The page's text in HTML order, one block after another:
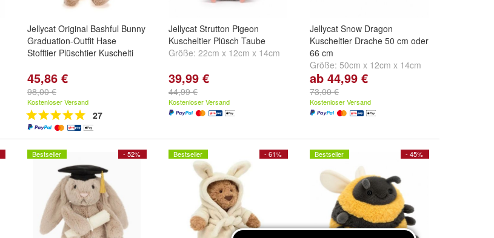
Jellycat Original Bashful Bunny
Graduation-Outfit Hase
Stofftier Plüschtier Kuschelti
45,86 €
98,00 €
Kostenloser Versand
27
Jellycat Strutton Pigeon
Kuscheltier Plüsch Taube
Größe: 22cm x 12cm x 14cm
39,99 €
44,99 €
Kostenloser Versand
Jellycat Snow Dragon
Kuscheltier Drache 50 cm oder
66 cm
Größe: 50cm x 12cm x 14cm
und 66cm x 19cm x 20cm
ab 44,99 €
73,00 €
Kostenloser Versand
- 52%
Bestseller - 61%
Bestseller - 45%
Bestseller